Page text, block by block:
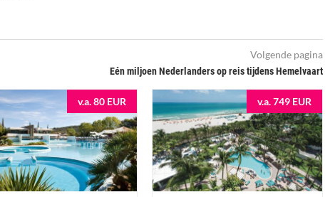
Volgende pagina
Eén miljoen Nederlanders op reis tijdens Hemelvaart
v.a. 80 EUR v.a. 749 EUR